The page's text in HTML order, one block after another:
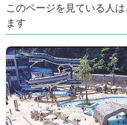
このページを見ている人
ます